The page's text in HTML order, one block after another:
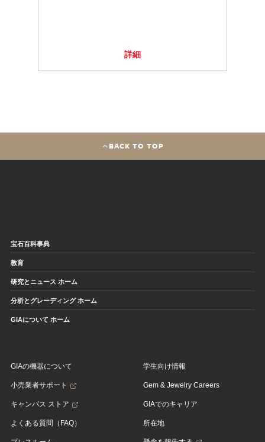
詳細
BACK TO TOP
宝石百科事典
教育
研究とニュース ホーム
分析とグレーディング ホーム
GIAについて ホーム
GIAの機器について
小売業者サポート
キャンパス ストア
よくある質問（FAQ）
学生向け情報
Gem & Jewelry Careers
GIAでのキャリア
所在地